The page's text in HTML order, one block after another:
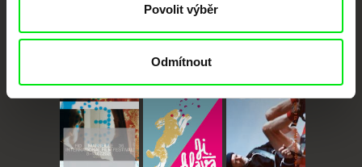
Povolit výběr
OdmítnoutMillennium Docs